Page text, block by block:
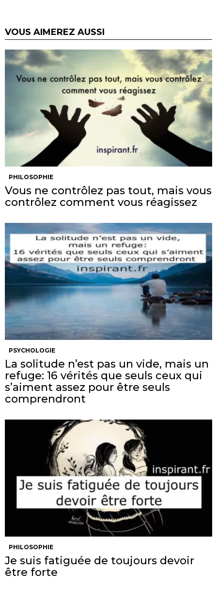
VOUS AIMEREZ AUSSI
PHILOSOPHIE
Vous ne contrôlez pas tout, mais vous
contrôlez comment vous réagissez
PSYCHOLOGIE
La solitude n’est pas un vide, mais un
refuge: 16 vérités que seuls ceux qui
s’aiment assez pour être seuls
comprendront
PHILOSOPHIE
Je suis fatiguée de toujours devoir
être forte